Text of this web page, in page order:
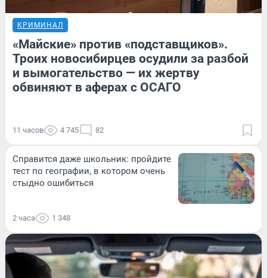
КРИМИНАЛ
«Майские» против «подставщиков».
Троих новосибирцев осудили за разбой
и вымогательство — их жертву
обвиняют в аферах с ОСАГО
11 часов 4 745 82
Справится даже школьник: пройдите
тест по географии, в котором очень
стыдно ошибиться
2 часа 1 348